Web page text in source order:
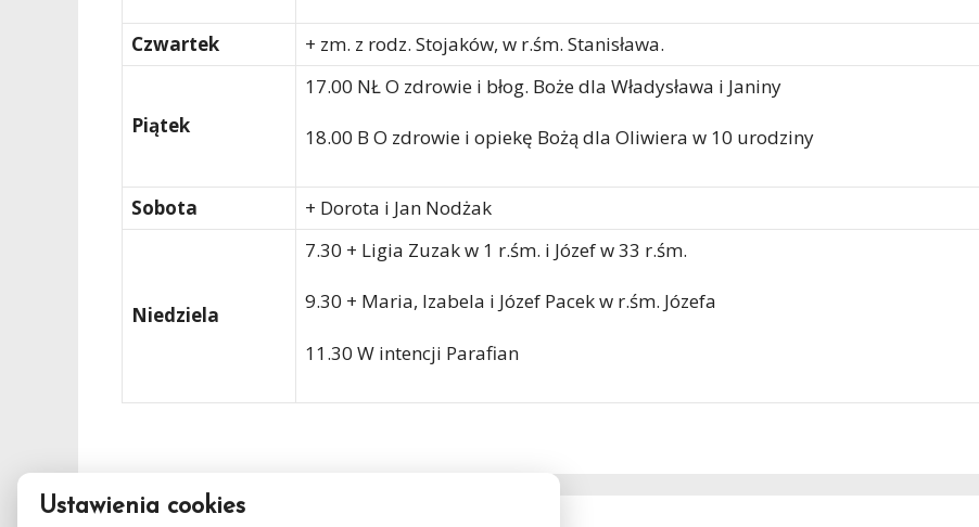
Czwartek + zm. z rodz. Stojaków, w r.śm. Stanisława.
Piątek
17.00 NŁ O zdrowie i błog. Boże dla Władysława i Janiny
18.00 B O zdrowie i opiekę Bożą dla Oliwiera w 10 urodziny
Sobota + Dorota i Jan Nodżak
Niedziela
7.30 + Ligia Zuzak w 1 r.śm. i Józef w 33 r.śm.
9.30 + Maria, Izabela i Józef Pacek w r.śm. Józefa
11.30 W intencji Parafian
Ustawienia cookies